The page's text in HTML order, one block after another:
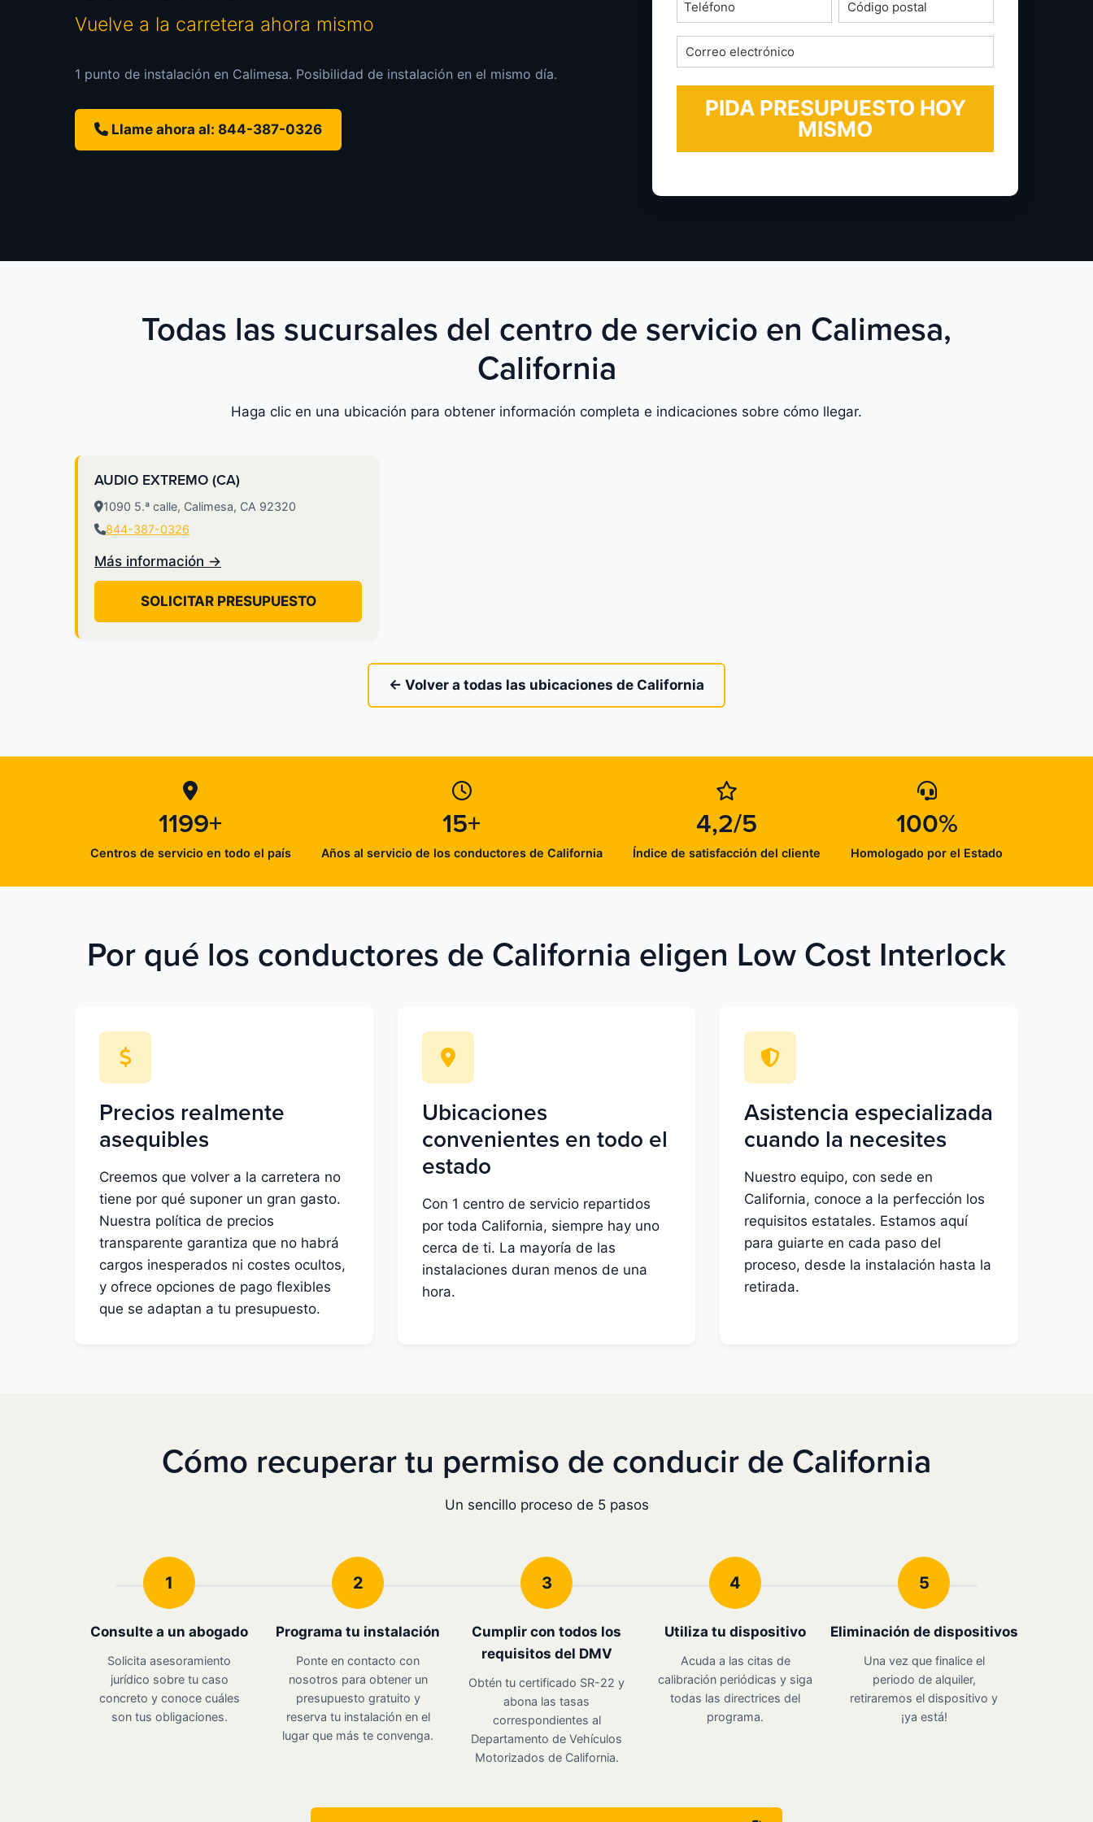
Vuelve a la carretera ahora mismo
1 punto de instalación en Calimesa. Posibilidad de instalación en el mismo día.
Llame ahora al: 844-387-0326
*
postal
Correo
electrónico
*
Todas las sucursales del centro de servicio en Calimesa,
California
Haga clic en una ubicación para obtener información completa e indicaciones sobre cómo llegar.
AUDIO EXTREMO (CA)
1090 5.ª calle, Calimesa, CA 92320
844-387-0326
Más información →
SOLICITAR PRESUPUESTO
← Volver a todas las ubicaciones de California
1199+
Centros de servicio en todo el país
15+
Años al servicio de los conductores de California
4,2/5
Índice de satisfacción del cliente
100%
Homologado por el Estado
Por qué los conductores de California eligen Low Cost Interlock
Precios realmente
asequibles
Creemos que volver a la carretera no
tiene por qué suponer un gran gasto.
Nuestra política de precios
transparente garantiza que no habrá
cargos inesperados ni costes ocultos,
y ofrece opciones de pago flexibles
que se adaptan a tu presupuesto.
Ubicaciones
convenientes en todo el
estado
Con 1 centro de servicio repartidos
por toda California, siempre hay uno
cerca de ti. La mayoría de las
instalaciones duran menos de una
hora.
Asistencia especializada
cuando la necesites
Nuestro equipo, con sede en
California, conoce a la perfección los
requisitos estatales. Estamos aquí
para guiarte en cada paso del
proceso, desde la instalación hasta la
retirada.
Cómo recuperar tu permiso de conducir de California
Un sencillo proceso de 5 pasos
1
Consulte a un abogado
Solicita asesoramiento
jurídico sobre tu caso
concreto y conoce cuáles
son tus obligaciones.
2
Programa tu instalación
Ponte en contacto con
nosotros para obtener un
presupuesto gratuito y
reserva tu instalación en el
lugar que más te convenga.
3
Cumplir con todos los
requisitos del DMV
Obtén tu certificado SR-22 y
abona las tasas
correspondientes al
Departamento de Vehículos
Motorizados de California.
4
Utiliza tu dispositivo
Acuda a las citas de
calibración periódicas y siga
todas las directrices del
programa.
5
Eliminación de dispositivos
Una vez que finalice el
periodo de alquiler,
retiraremos el dispositivo y
¡ya está!